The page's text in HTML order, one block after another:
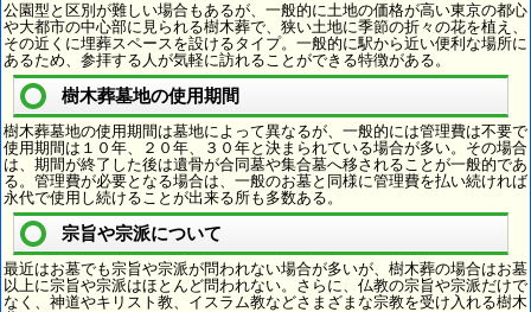
公園型と区別が難しい場合もあるが、一般的に土地の価格が高い東京の都心
や大都市の中心部に見られる樹木葬で、狭い土地に季節の折々の花を植え、
その近くに埋葬スペースを設けるタイプ。一般的に駅から近い便利な場所に
あるため、参拝する人が気軽に訪れることができる特徴がある。
樹木葬墓地の使用期間
樹木葬墓地の使用期間は墓地によって異なるが、一般的には管理費は不要で
使用期間は１０年、２０年、３０年と決まられている場合が多い。その場合
は、期間が終了した後は遺骨が合同墓や集合墓へ移されることが一般的であ
る。管理費が必要となる場合は、一般のお墓と同様に管理費を払い続ければ
永代で使用し続けることが出来る所も多数ある。
宗旨や宗派について
最近はお墓でも宗旨や宗派が問われない場合が多いが、樹木葬の場合はお墓
以上に宗旨や宗派はほとんど問われない。さらに、仏教の宗旨や宗派だけで
なく、神道やキリスト教、イスラム教などさまざまな宗教を受け入れる樹木